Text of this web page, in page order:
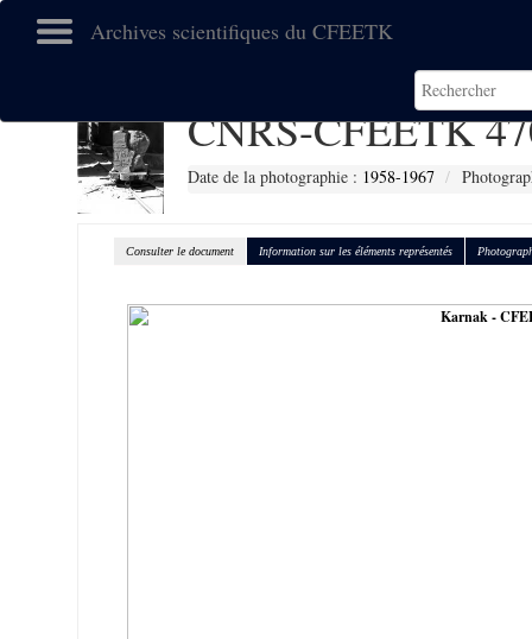
Archives scientifiques du CFEETK
CNRS-CFEETK
Date de la photographie : 1958-1967
Consulter le document Information sur les éléments représentés